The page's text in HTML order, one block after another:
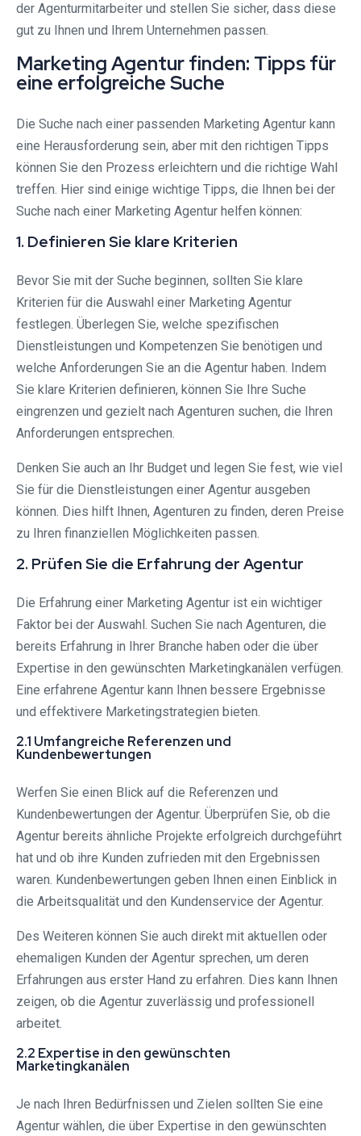
der Agenturmitarbeiter und stellen Sie sicher, dass diese
gut zu Ihnen und Ihrem Unternehmen passen.
Marketing Agentur finden: Tipps für
eine erfolgreiche Suche
Die Suche nach einer passenden Marketing Agentur kann
eine Herausforderung sein, aber mit den richtigen Tipps
können Sie den Prozess erleichtern und die richtige Wahl
treffen. Hier sind einige wichtige Tipps, die Ihnen bei der
Suche nach einer Marketing Agentur helfen können:
1. Definieren Sie klare Kriterien
Bevor Sie mit der Suche beginnen, sollten Sie klare
Kriterien für die Auswahl einer Marketing Agentur
festlegen. Überlegen Sie, welche spezifischen
Dienstleistungen und Kompetenzen Sie benötigen und
welche Anforderungen Sie an die Agentur haben. Indem
Sie klare Kriterien definieren, können Sie Ihre Suche
eingrenzen und gezielt nach Agenturen suchen, die Ihren
Anforderungen entsprechen.
Denken Sie auch an Ihr Budget und legen Sie fest, wie viel
Sie für die Dienstleistungen einer Agentur ausgeben
können. Dies hilft Ihnen, Agenturen zu finden, deren Preise
zu Ihren finanziellen Möglichkeiten passen.
2. Prüfen Sie die Erfahrung der Agentur
Die Erfahrung einer Marketing Agentur ist ein wichtiger
Faktor bei der Auswahl. Suchen Sie nach Agenturen, die
bereits Erfahrung in Ihrer Branche haben oder die über
Expertise in den gewünschten Marketingkanälen verfügen.
Eine erfahrene Agentur kann Ihnen bessere Ergebnisse
und effektivere Marketingstrategien bieten.
2.1 Umfangreiche Referenzen und
Kundenbewertungen
Werfen Sie einen Blick auf die Referenzen und
Kundenbewertungen der Agentur. Überprüfen Sie, ob die
Agentur bereits ähnliche Projekte erfolgreich durchgeführt
hat und ob ihre Kunden zufrieden mit den Ergebnissen
waren. Kundenbewertungen geben Ihnen einen Einblick in
die Arbeitsqualität und den Kundenservice der Agentur.
Des Weiteren können Sie auch direkt mit aktuellen oder
ehemaligen Kunden der Agentur sprechen, um deren
Erfahrungen aus erster Hand zu erfahren. Dies kann Ihnen
zeigen, ob die Agentur zuverlässig und professionell
arbeitet.
2.2 Expertise in den gewünschten
Marketingkanälen
Je nach Ihren Bedürfnissen und Zielen sollten Sie eine
Agentur wählen, die über Expertise in den gewünschten